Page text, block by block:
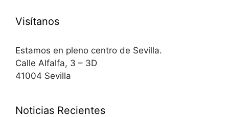
Visítanos
Estamos en pleno centro de Sevilla.
Calle Alfalfa, 3 – 3D
41004 Sevilla
Noticias Recientes